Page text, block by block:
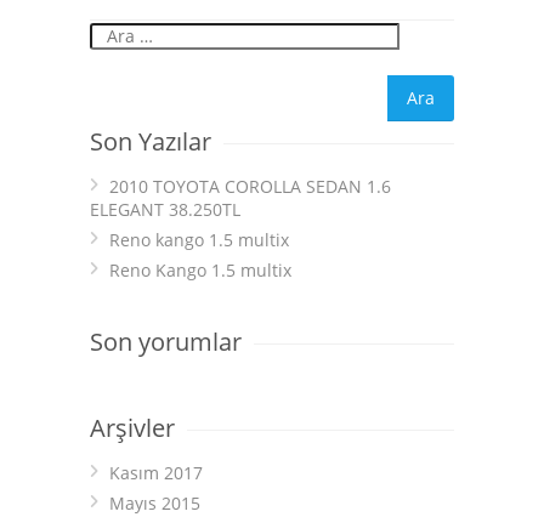
Son Yazılar
2010 TOYOTA COROLLA SEDAN 1.6
ELEGANT 38.250TL
Reno kango 1.5 multix
Reno Kango 1.5 multix
Son yorumlar
Arşivler
Kasım 2017
Mayıs 2015